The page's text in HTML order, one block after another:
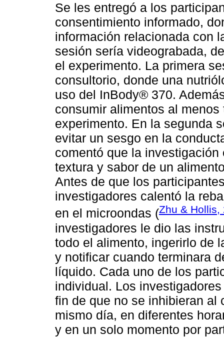
Se les entregó a los
consentimiento informado,
información relacionada con
sesión sería videograbada,
el experimento. La primera
consultorio, donde una
uso del InBody® 370.
consumir alimentos al
experimento. En la segunda
evitar un sesgo en la
comentó que la
textura y sabor de un
Antes de que los
investigadores calentó la
en el microondas (Zhu & Hollis,
investigadores le dio las
todo el alimento, ingerirlo de
y notificar cuando terminara
líquido. Cada uno de los
individual. Los
fin de que no se inhibieran al
mismo día, en diferentes
y en un solo momento por